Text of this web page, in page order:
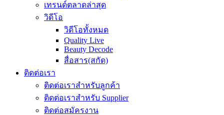
เทรนด์ตลาดล่าสุด
วิดีโอ
วิดีโอทั้งหมด
Quality Live
Beauty Decode
สื่อสาร(สกัด)
ติดต่อเรา
ติดต่อเราสำหรับลูกค้า
ติดต่อเราสำหรับ Supplier
ติดต่อสมัครงาน